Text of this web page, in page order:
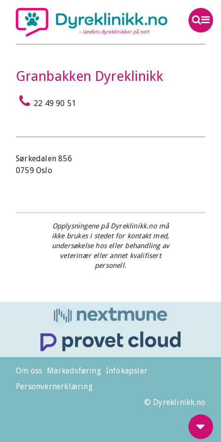
Granbakken Dyreklinikk
22 49 90 51
Sørkedalen 856
0759 Oslo
Opplysningene på Dyreklinikk.no må
ikke brukes i stedet for kontakt med,
undersøkelse hos eller behandling av
veterinær eller annet kvalifisert
personell.
Om oss Markedsføring Infokapsler
Personvernerklæring
© Dyreklinikk.no